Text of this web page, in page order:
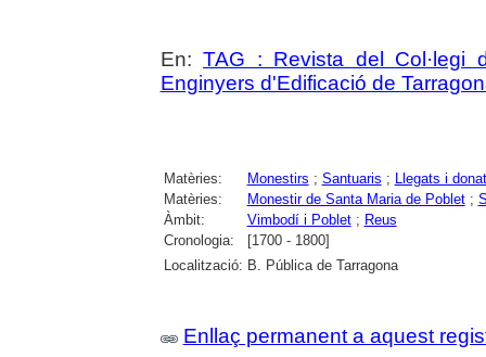
En:TAG : Revista del Col·legi
Enginyers d'Edificació de
Matèries: Monestirs ; Santuaris ;
Llegats i
Matèries:
Monestir de Santa Maria de Poblet;
Àmbit:
Vimbodí i Poblet; Reus
Cronologia:
[1700 - 1800]
Localització: B. Pública de Tarragona
Enllaç permanent a aquest